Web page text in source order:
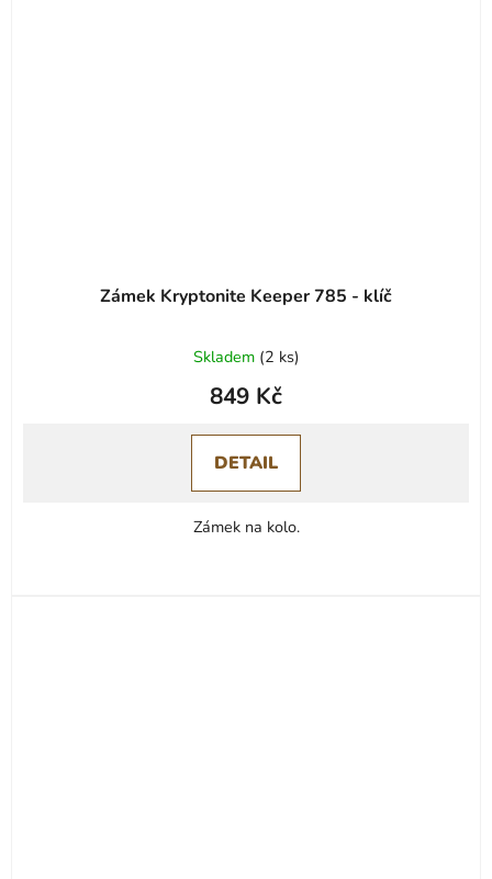
Zámek Kryptonite Keeper 785 - klíč
Skladem (2 ks)
849 Kč
DETAIL
Zámek na kolo.